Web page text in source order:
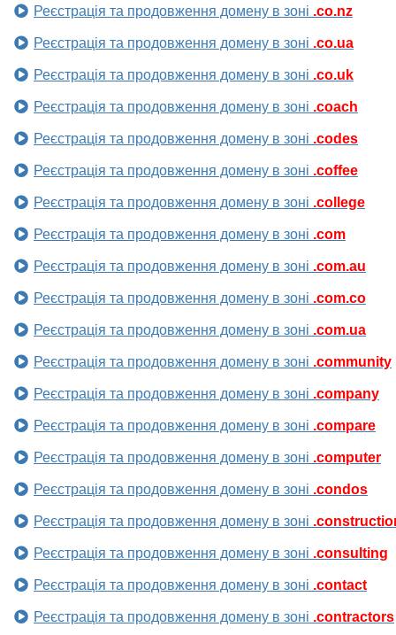
Реєстрація та продовження домену в зоні .co.nz
Реєстрація та продовження домену в зоні .co.ua
Реєстрація та продовження домену в зоні .co.uk
Реєстрація та продовження домену в зоні .coach
Реєстрація та продовження домену в зоні .codes
Реєстрація та продовження домену в зоні .coffee
Реєстрація та продовження домену в зоні .college
Реєстрація та продовження домену в зоні .com
Реєстрація та продовження домену в зоні .com.au
Реєстрація та продовження домену в зоні .com.co
Реєстрація та продовження домену в зоні .com.ua
Реєстрація та продовження домену в зоні .community
Реєстрація та продовження домену в зоні .company
Реєстрація та продовження домену в зоні .compare
Реєстрація та продовження домену в зоні .computer
Реєстрація та продовження домену в зоні .condos
Реєстрація та продовження домену в зоні
Реєстрація та продовження домену в зоні .consulting
Реєстрація та продовження домену в зоні .contact
Реєстрація та продовження домену в зоні .contractors